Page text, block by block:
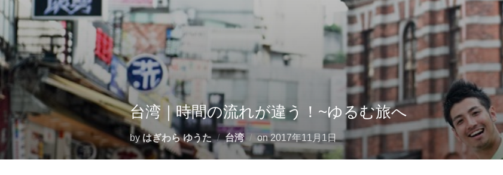
キ
プ
台湾｜時間の流れが違う！~ゆるむ旅へ
by はぎわら ゆうた 台湾 on投
稿
2017年11月1日